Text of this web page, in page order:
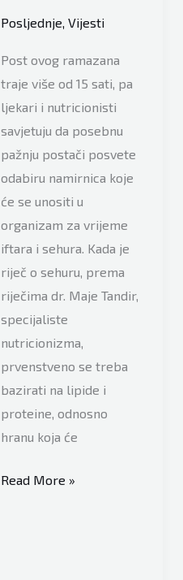
Posljednje,Vijesti
Post ovog ramazana
traje više od 15 sati, pa
ljekari i nutricionisti
savjetuju da posebnu
pažnju postači posvete
odabiru namirnica koje
će se unositi u
organizam za vrijeme
iftara i sehura. Kada je
riječ o sehuru, prema
riječima dr. Maje Tandir,
specijaliste
nutricionizma,
prvenstveno se treba
bazirati na lipide i
proteine, odnosno
hranu koja će
Dr.
Read More »